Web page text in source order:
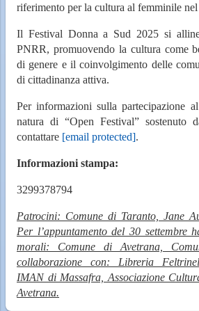
riferimento per la cultura al femminile
Il Festival Donna a Sud 2025 si
PNRR, promuovendo la cultura come
di genere e il coinvolgimento delle
di cittadinanza attiva.
Per informazioni sulla partecipazione
natura di “Open Festival” sostenuto
contattare [email protected].
Informazioni stampa:
3299378794
Patrocini: Comune di Taranto, Jane
Per l’appuntamento del 30 settembre
morali: Comune di Avetrana,
collaborazione con: Libreria
IMAN di Massafra, Associazione
Avetrana.